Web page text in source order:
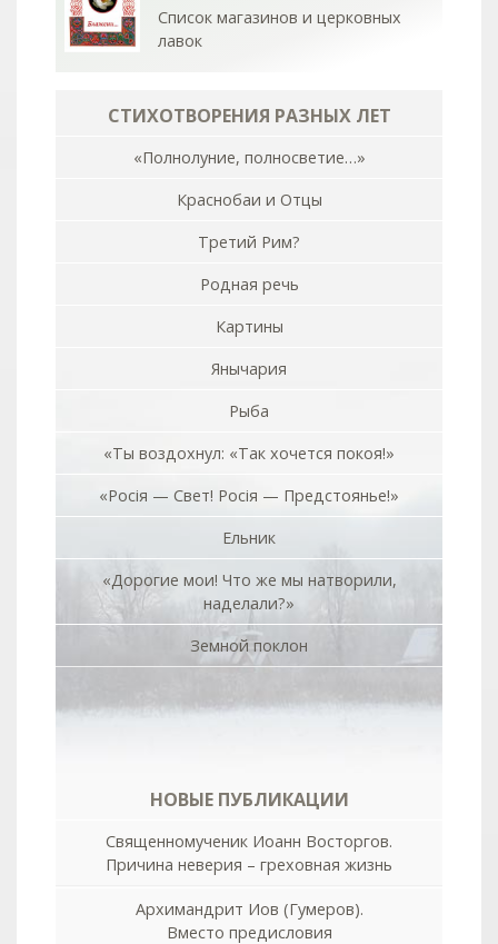
Список магазинов и церковных
лавок
СТИХОТВОРЕНИЯ РАЗНЫХ ЛЕТ
«Полнолуние, полносветие…»
Краснобаи и Отцы
Третий Рим?
Родная речь
Картины
Янычария
Рыба
«Ты воздохнул: «Так хочется покоя!»
«Росiя — Свет! Росiя — Предстоянье!»
Ельник
«Дорогие мои! Что же мы натворили,
наделали?»
Земной поклон
НОВЫЕ ПУБЛИКАЦИИ
Священномученик Иоанн Восторгов.
Причина неверия – греховная жизнь
Архимандрит Иов (Гумеров).
Вместо предисловия